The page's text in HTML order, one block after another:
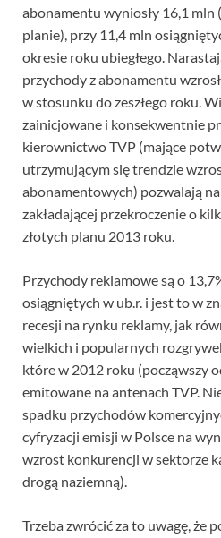
abonamentu wyniosły 16,1 mln
planie), przy 11,4 mln
okresie roku ubiegłego.
przychody z abonamentu
w stosunku do zeszłego roku.
zainicjowane i konsekwentnie
kierownictwo TVP (mające
utrzymującym się trendzie
abonamentowych) pozwalają
zakładającej przekroczenie o
złotych planu 2013 roku.
Przychody reklamowe są o
osiągniętych w ub.r. i jest to w
recesji na rynku reklamy, jak
wielkich i popularnych
które w 2012 roku (począwszy
emitowane na antenach TVP.
spadku przychodów
cyfryzacji emisji w Polsce na
wzrost konkurencji w sektorze
drogą naziemną).
Trzeba zwrócić za to uwagę, że